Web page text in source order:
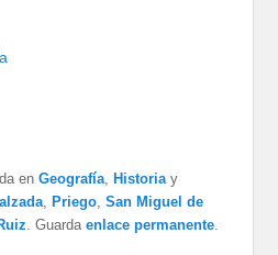
enGeografía, Historiay
, Priego,San Miguel de
. Guardaenlace permanente.